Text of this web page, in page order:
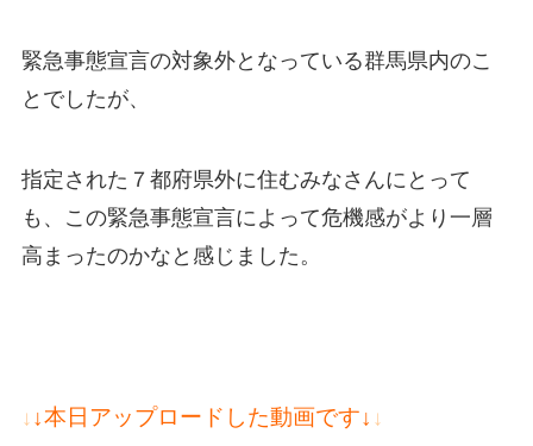
緊急事態宣言の対象外となっている群馬県内のこ
とでしたが、
指定された７都府県外に住むみなさんにとって
も、この緊急事態宣言によって危機感がより一層
高まったのかなと感じました。
↓ ↓本日 アップロードした動画です↓ ↓